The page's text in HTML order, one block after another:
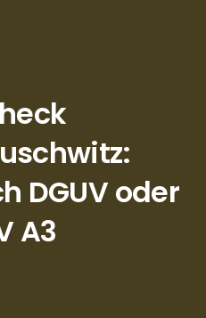
DGUV oder
A3